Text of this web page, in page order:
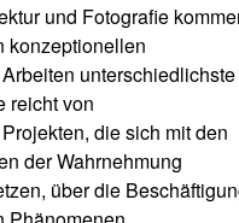
und Fotografie
konzeptionellen
reicht von
die sich mit den
der Wahrnehmung
über die